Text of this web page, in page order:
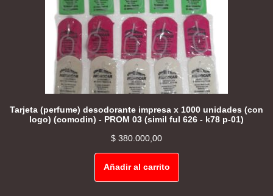
Tarjeta (perfume) desodorante impresa x 1000 unidades (con
logo) (comodin) - PROM 03 (simil ful 626 - k78 p-01)
$ 380.000,00
Añadir al carrito